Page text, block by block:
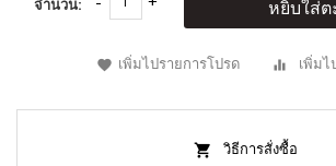
จำนวน: หยิบใส่ต
เพิ่มไปรายการโปรด เพิ่มไ
วิธีการสั่งซื้อ